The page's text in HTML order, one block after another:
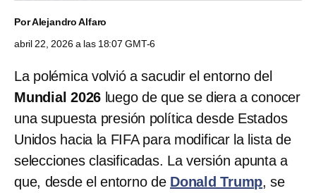
PorAlejandro Alfaro
abril 22, 2026 a las 18:07 GMT-6
La polémica volvió a sacudir el entorno del
Mundial 2026 luego de que se diera a conocer
una supuesta presión política desde Estados
Unidos hacia la FIFA para modificar la lista de
selecciones clasificadas. La versión apunta a
que, desde el entorno de Donald Trump, se